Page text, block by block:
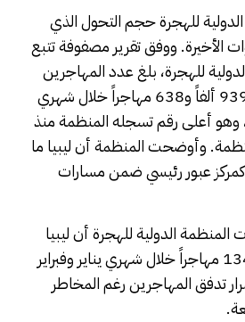
للهجرة حجم التحول الذي
الأخيرة. ووفق تقرير مصفوفة تتبع
للهجرة، بلغ عدد المهاجرين
939 ألفاً و638 مهاجراً خلال شهري
وديسمبر 2025، وهو أعلى رقم تسجله المنظمة منذ
وأوضحت المنظمة أن ليبيا ما
كمركز عبور رئيسي ضمن مسارات
الدولية للهجرة أن ليبيا
استضافت 936 ألفاً و134 مهاجراً خلال شهري يناير وفبراير
تدفق المهاجرين رغم المخاطر